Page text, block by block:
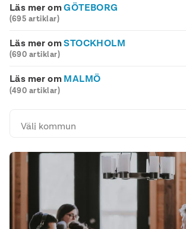
Läs mer omGÖTEBORG
(695 artiklar)
Läs mer omSTOCKHOLM
(690 artiklar)
Läs mer omMALMÖ
(490 artiklar)